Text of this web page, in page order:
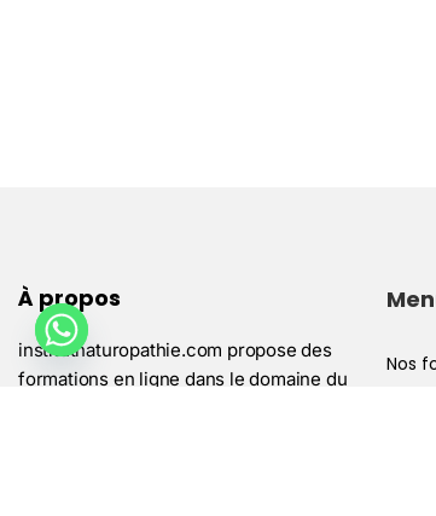
À propos
institutnaturopathie.com propose des
formations en ligne dans le domaine du
Nos